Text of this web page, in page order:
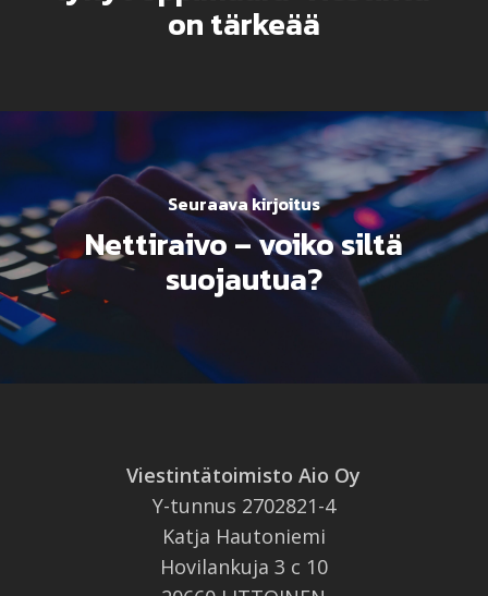
on tärkeää
Seuraava kirjoitus
Nettiraivo – voiko siltä
suojautua?
Viestintätoimisto Aio Oy
Y-tunnus 2702821-4
Katja Hautoniemi
Hovilankuja 3 c 10